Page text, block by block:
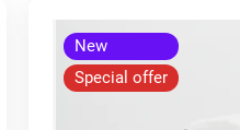
New
Special offer